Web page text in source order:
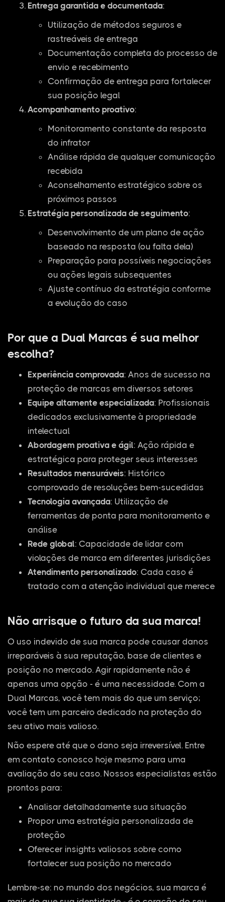
Entrega garantida e documentada:
Utilização de métodos seguros e
rastreáveis de entrega
Documentação completa do processo de
envio e recebimento
Confirmação de entrega para fortalecer
sua posição legal
Acompanhamento proativo:
Monitoramento constante da resposta
do infrator
Análise rápida de qualquer comunicação
recebida
Aconselhamento estratégico sobre os
próximos passos
Estratégia personalizada de seguimento:
Desenvolvimento de um plano de ação
baseado na resposta (ou falta dela)
Preparação para possíveis negociações
ou ações legais subsequentes
Ajuste contínuo da estratégia conforme
a evolução do caso
Por que a Dual Marcas é sua melhor
escolha?
Experiência comprovada: Anos de sucesso na
proteção de marcas em diversos setores
Equipe altamente especializada: Profissionais
dedicados exclusivamente à propriedade
intelectual
Abordagem proativa e ágil: Ação rápida e
estratégica para proteger seus interesses
Resultados mensuráveis: Histórico
comprovado de resoluções bem-sucedidas
Tecnologia avançada: Utilização de
ferramentas de ponta para monitoramento e
análise
Rede global: Capacidade de lidar com
violações de marca em diferentes jurisdições
Atendimento personalizado: Cada caso é
tratado com a atenção individual que merece
Não arrisque o futuro da sua marca!
O uso indevido de sua marca pode causar danos
irreparáveis à sua reputação, base de clientes e
posição no mercado. Agir rapidamente não é
apenas uma opção - é uma necessidade. Com a
Dual Marcas, você tem mais do que um serviço;
você tem um parceiro dedicado na proteção do
seu ativo mais valioso.
Não espere até que o dano seja irreversível. Entre
em contato conosco hoje mesmo para uma
avaliação do seu caso. Nossos especialistas estão
prontos para:
Analisar detalhadamente sua situação
Propor uma estratégia personalizada de
proteção
Oferecer insights valiosos sobre como
fortalecer sua posição no mercado
Lembre-se: no mundo dos negócios, sua marca é